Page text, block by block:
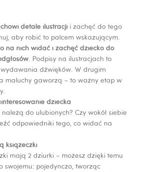
detale ilustracji i zachęć do tego
aby robić to palcem wskazującym.
na nich widać i zachęć dziecko do
. Podpisy na ilustracjach to
dźwięków. W drugim
maluchy gaworzą – to ważny etap w
dziecka
do ulubionych? Czy wokół siebie
odpowiedniki tego, co widać na
książeczki
mają 2 dziurki – możesz dzięki temu
swojemu: pojedynczo, tworząc